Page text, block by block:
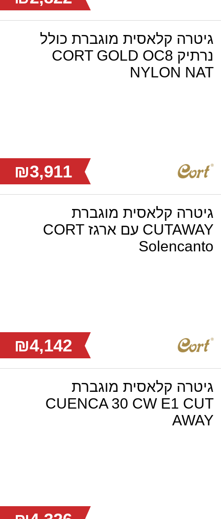
גיטרה קלאסית מוגברת כולל
נרתיק CORT GOLD OC8
NYLON NAT
₪3,911
גיטרה קלאסית מוגברת
CUTAWAY עם ארגז CORT
Solencanto
₪4,142
גיטרה קלאסית מוגברת
CUENCA 30 CW E1 CUT
AWAY